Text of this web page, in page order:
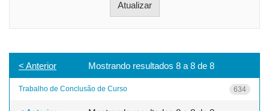
Mostrando resultados 8 a 8 de 8
< Anterior
Trabalho de Conclusão de Curso 634